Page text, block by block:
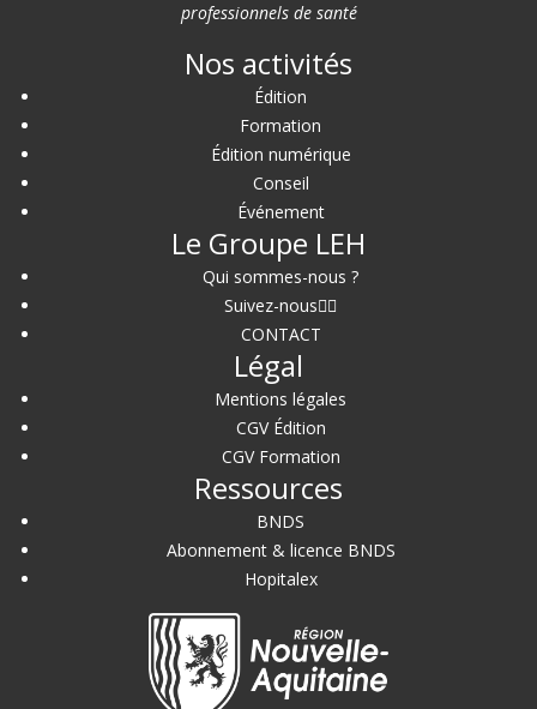
professionnels de santé
Nos activités
Édition
Formation
Édition numérique
Conseil
Événement
Le Groupe LEH
Qui sommes-nous ?
Suivez-nous
CONTACT
Légal
Mentions légales
CGV Édition
CGV Formation
Ressources
BNDS
Abonnement & licence BNDS
Hopitalex